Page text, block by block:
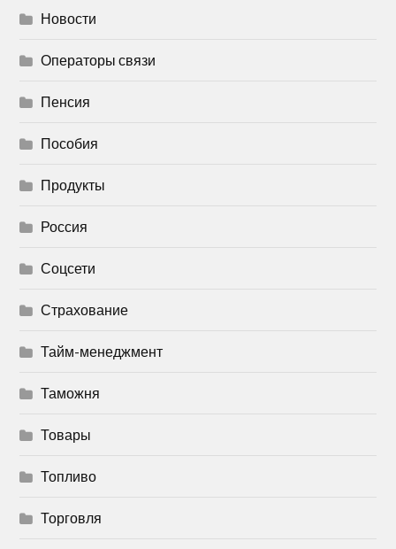
Новости
Операторы связи
Пенсия
Пособия
Продукты
Россия
Соцсети
Страхование
Тайм-менеджмент
Таможня
Товары
Топливо
Торговля